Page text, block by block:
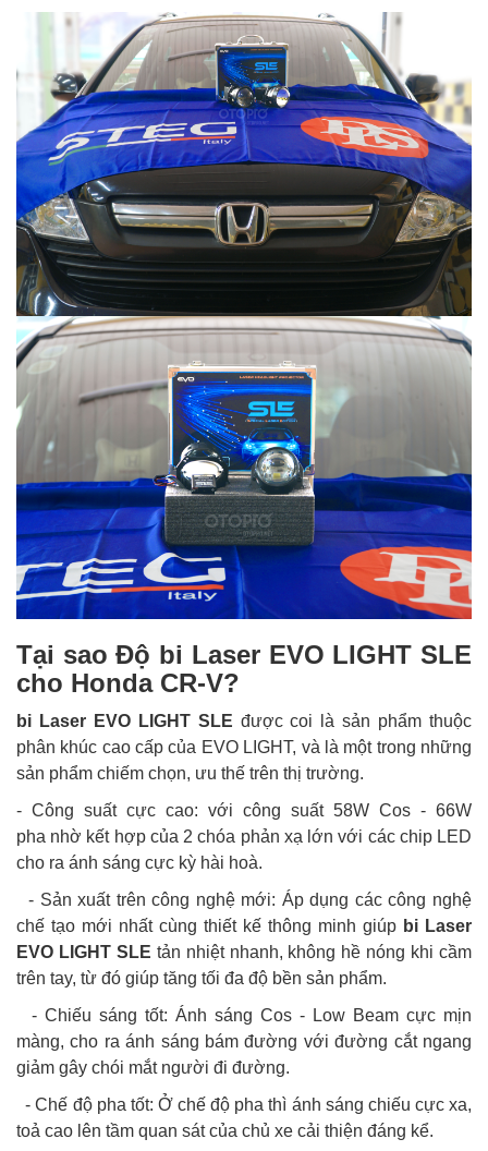
Tại sao Độ bi Laser EVO LIGHT SLE
cho Honda CR-V?
bi Laser EVO LIGHT SLE được coi là sản phẩm thuộc
phân khúc cao cấp của EVO LIGHT, và là một trong những
sản phẩm chiếm chọn, ưu thế trên thị trường.
- Công suất cực cao: với công suất 58W Cos - 66W
pha nhờ kết hợp của 2 chóa phản xạ lớn với các chip LED
cho ra ánh sáng cực kỳ hài hoà.
- Sản xuất trên công nghệ mới: Áp dụng các công nghệ
chế tạo mới nhất cùng thiết kế thông minh giúp bi Laser
EVO LIGHT SLE tản nhiệt nhanh, không hề nóng khi cầm
trên tay, từ đó giúp tăng tối đa độ bền sản phẩm.
- Chiếu sáng tốt: Ánh sáng Cos - Low Beam cực mịn
màng, cho ra ánh sáng bám đường với đường cắt ngang
giảm gây chói mắt người đi đường.
- Chế độ pha tốt: Ở chế độ pha thì ánh sáng chiếu cực xa,
toả cao lên tầm quan sát của chủ xe cải thiện đáng kể.